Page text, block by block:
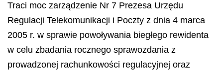
Traci moc zarządzenie Nr 7 Prezesa Urzędu
Regulacji Telekomunikacji i Poczty z dnia 4 marca
2005 r. w sprawie powoływania biegłego rewidenta
w celu zbadania rocznego sprawozdania z
prowadzonej rachunkowości regulacyjnej oraz